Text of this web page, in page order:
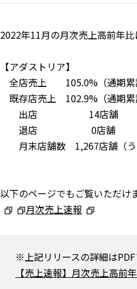
2022年11月の月次売上高前年
【アダストリア】
全店売上 105.0%（通期累
既存店売上 102.9%（通期累
出店 14店舗
退店 0店舗
月末店舗数 1,267店舗（う
以下のページでもご覧いただけ
月次売上速報
※上記リリースの詳細はPDF
【売上速報】月次売上高前